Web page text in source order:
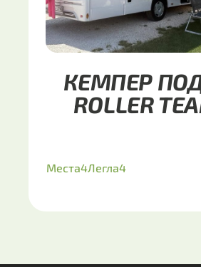
КЕМПЕР
ROLLER
Места4Легла4